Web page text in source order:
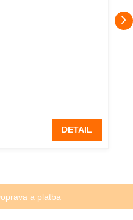
DETAIL
a platba